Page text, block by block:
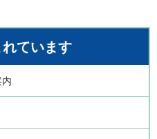
ています